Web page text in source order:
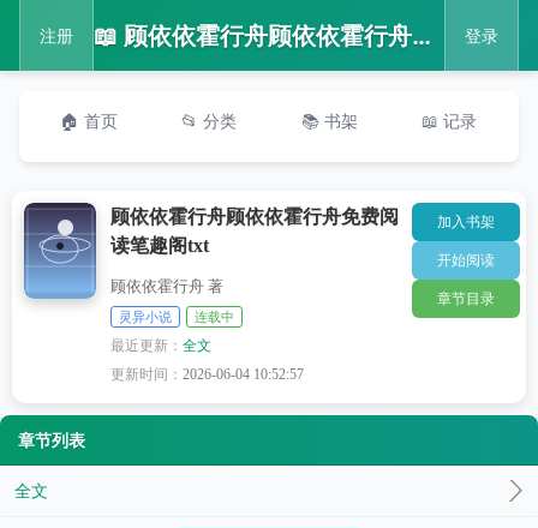
注册 📖 顾依依霍行舟顾依依霍行舟免费阅读笔趣阁txt 登录
🏠 首页 📂 分类 📚 书架 📖 记录
顾依依霍行舟顾依依霍行舟免费阅
读笔趣阁txt
顾依依霍行舟 著
灵异小说 连载中
最近更新：全文
更新时间：2026-06-04 10:52:57
加入书架
开始阅读
章节目录
章节列表
全文